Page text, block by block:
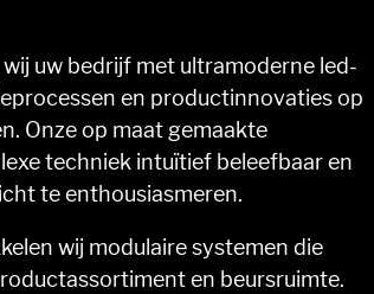
uw bedrijf met ultramoderne led-
en productinnovaties op
Onze op maat gemaakte
techniek intuïtief beleefbaar en
te enthousiasmeren.
wij modulaire systemen die
en beursruimte.